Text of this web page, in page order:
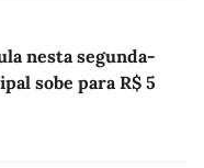
nesta segunda-
sobe para R$ 5